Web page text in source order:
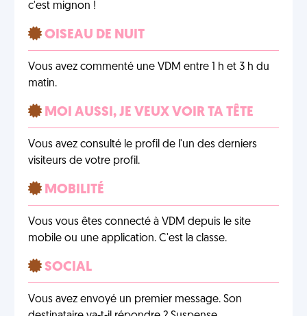
c'est mignon !
OISEAU DE NUIT
Vous avez commenté une VDM entre 1 h et 3 h du
matin.
MOI AUSSI, JE VEUX VOIR TA TÊTE
Vous avez consulté le profil de l'un des derniers
visiteurs de votre profil.
MOBILITÉ
Vous vous êtes connecté à VDM depuis le site
mobile ou une application. C'est la classe.
SOCIAL
Vous avez envoyé un premier message. Son